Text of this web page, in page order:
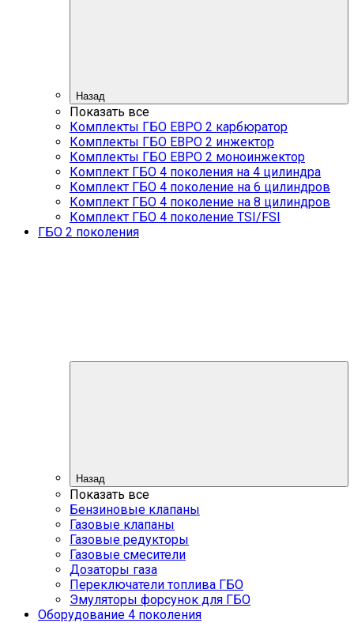
Назад
Показать все
Комплекты ГБО ЕВРО 2 карбюратор
Комплекты ГБО ЕВРО 2 инжектор
Комплекты ГБО ЕВРО 2 моноинжектор
Комплект ГБО 4 поколения на 4 цилиндра
Комплект ГБО 4 поколение на 6 цилиндров
Комплект ГБО 4 поколение на 8 цилиндров
Комплект ГБО 4 поколение TSI/FSI
ГБО 2 поколения
Назад
Показать все
Бензиновые клапаны
Газовые клапаны
Газовые редукторы
Газовые смесители
Дозаторы газа
Переключатели топлива ГБО
Эмуляторы форсунок для ГБО
Оборудование 4 поколения